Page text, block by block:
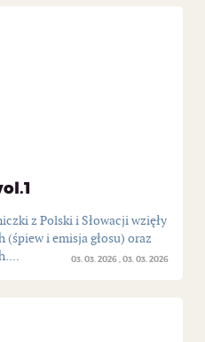
03. 03. 2026 03. 03. 2026
z Polski i Słowacji wzięły
(śpiew i emisja głosu) oraz